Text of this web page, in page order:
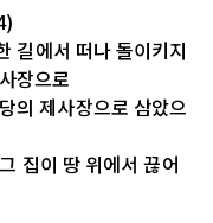
길에서 떠나 돌이키지
장으로
의 제사장으로 삼았으
집이 땅 위에서 끊어